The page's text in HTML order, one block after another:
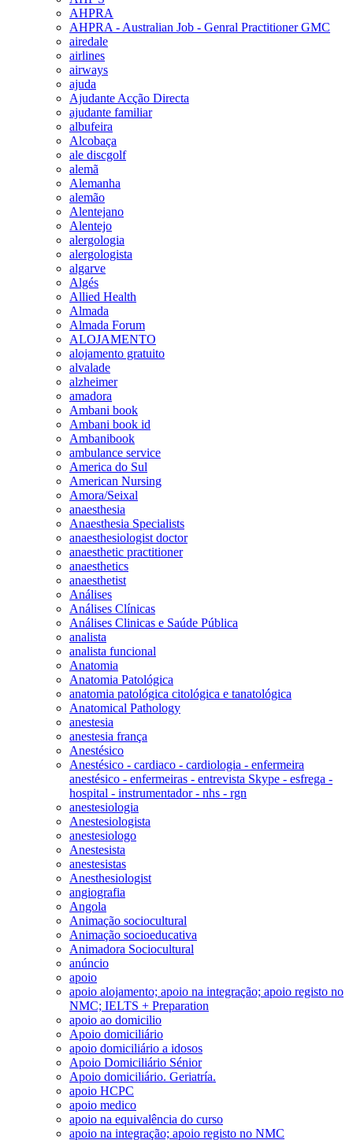
AHPRA
AHPRA - Australian Job - Genral Practitioner GMC
airedale
airlines
airways
ajuda
Ajudante Acção Directa
ajudante familiar
albufeira
Alcobaça
ale discgolf
alemã
Alemanha
alemão
Alentejano
Alentejo
alergologia
alergologista
algarve
Algés
Allied Health
Almada
Almada Forum
ALOJAMENTO
alojamento gratuito
alvalade
alzheimer
amadora
Ambani book
Ambani book id
Ambanibook
ambulance service
America do Sul
American Nursing
Amora/Seixal
anaesthesia
Anaesthesia Specialists
anaesthesiologist doctor
anaesthetic practitioner
anaesthetics
anaesthetist
Análises
Análises Clínicas
Análises Clinicas e Saúde Pública
analista
analista funcional
Anatomia
Anatomia Patológica
anatomia patológica citológica e tanatológica
Anatomical Pathology
anestesia
anestesia frança
Anestésico
Anestésico - cardiaco - cardiologia - enfermeira
anestésico - enfermeiras - entrevista Skype - esfrega -
hospital - instrumentador - nhs - rgn
anestesiologia
Anestesiologista
anestesiologo
Anestesista
anestesistas
Anesthesiologist
angiografia
Angola
Animação sociocultural
Animação socioeducativa
Animadora Sociocultural
anúncio
apoio
apoio alojamento; apoio na integração; apoio registo no
NMC; IELTS + Preparation
apoio ao domicilio
Apoio domiciliário
apoio domiciliário a idosos
Apoio Domiciliário Sénior
Apoio domiciliário. Geriatría.
apoio HCPC
apoio medico
apoio na equivalência do curso
apoio na integração; apoio registo no NMC